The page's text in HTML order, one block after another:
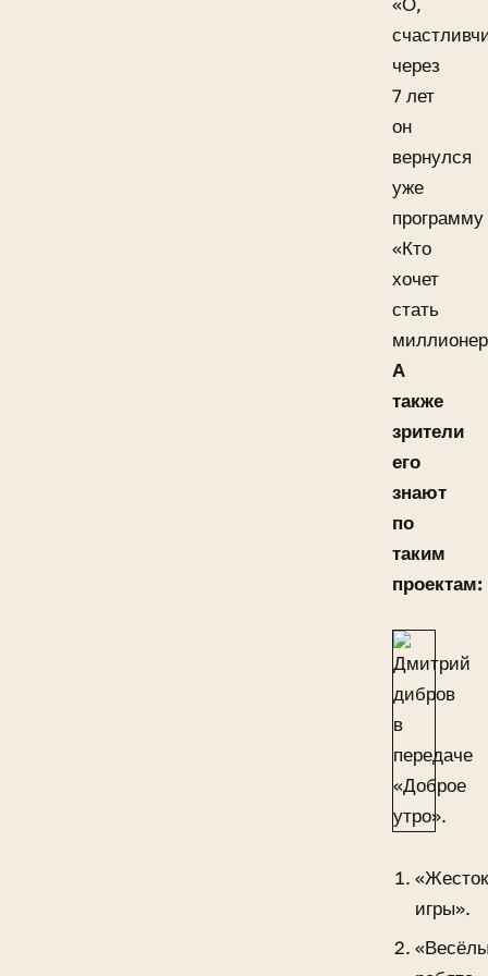
«О,
через
7 лет
он
вернулся
уже
программу
«Кто
хочет
стать
А
также
зрители
его
знают
по
таким
проектам:
игры».